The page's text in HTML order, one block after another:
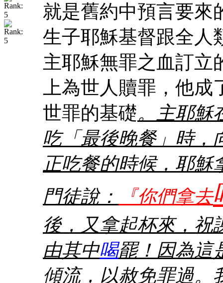
就是舊約中預言要來
生子耶穌基督跟全人
主耶穌無罪之血訂立
上為世人贖罪，他
世罪的基礎。主耶穌
吃「最後晚餐」時，
正吃餐的時候，耶
門徒說：
『你們拿去
後，又拿起杯來，祝
由其中喝罷！因為這
傾流，以赦免罪過。